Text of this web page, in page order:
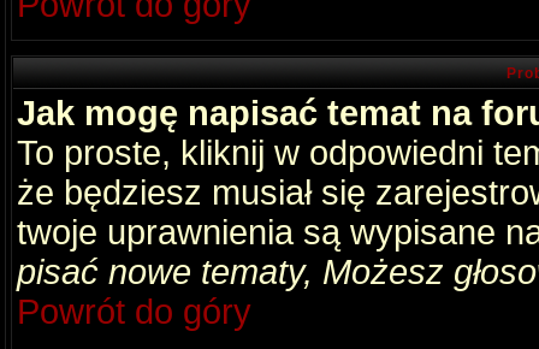
Jak mogę napisać temat na
To proste, kliknij w odpowiedni
że będziesz musiał się
twoje uprawnienia są wypisane
pisać nowe tematy, Możesz
Powrót do góry